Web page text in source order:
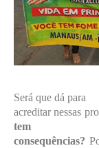
Será que dá para
acreditar nessas
tem
consequências?